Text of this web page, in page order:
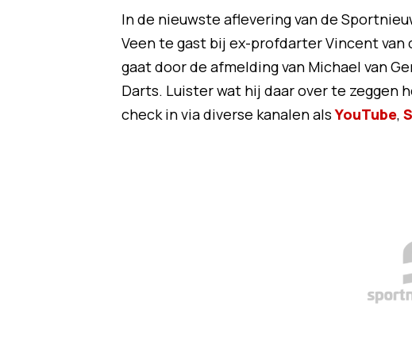
In de nieuwste aflevering van de
Veen te gast bij ex-profdarter Vincent
gaat door de afmelding van Michael van
Darts. Luister wat hij daar over te zeggen
check in via diverse kanalen alsYouTube,